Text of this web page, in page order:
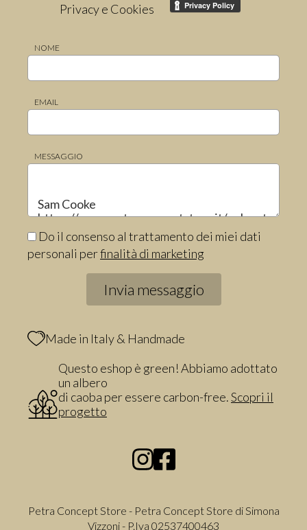
Privacy e Cookies
NOME
EMAIL
MESSAGGIO
Do il consenso al trattamento dei miei dati
personali perfinalità di marketing
Made in Italy & Handmade
Questo eshop è green! Abbiamo adottato
un albero
di caoba per essere carbon-free.Scopri il
progetto
Petra Concept Store - Petra Concept Store di Simona
Vizzoni - P.Iva 02537400463